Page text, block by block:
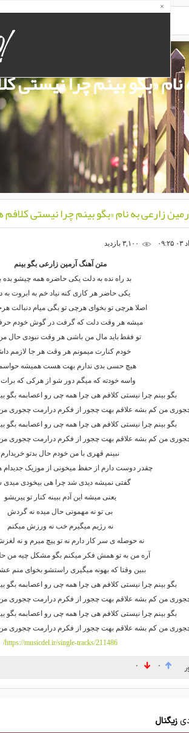
«بگو بینم چرا نیستی
زارعی به نام «بگو بینم چرا نیستی
متن آهنگ آرمین زارعی بگو بینم
ﺑﺪ راه ﻧﺪه ﺑﻪ دﻟﺖ ﻳﻜﻰ ﺣﺎﺿﺮه ﻫﻤﻪ ﭼﻴﺸﻮ
ﻳﻜﻰ ﺣﺎﺿﺮ ﻫﺮ ﻛﺎری ﻛﻨﻪ ﻧﻴﺎد ﺧﻢ ﺑﻪ اﺑﺮوت ﺑﻪ
اﺻﻠﺎ ﻫﺮﭼﻰ ﺗﻮ ﺑﺨﻮای ﻫﺮﭼﻰ ﺗﻮ ﺑﮕﻰ ﻣﻴﺎم دﻧﺒﺎﻟﺖ
ﻣﻴﺸﻪ ﻫﺮ وﻗﺖ دﻟﺖ ﻛﻪ ﮔﺮﻓﺖ در ﮔﻮش ﺧﻮدم
ﺗﻮ ﻓﻘﻄ ﺑﺎﻳﺪ ﻣﺎل ﻣﻦ ﺑﺎﺷﻰ ﻫﺮ وﻗﺖ ﻧﺒﻮدی ﺣﺎل
ﺧﻮدم ﻛﻨﺎرت ﻣﻴﻤﻮﻧﻢ ﻫﺮ وﻗﺖ ﻫﺮ ﺟﺎ ﻟﺎزﻣﻢ
ﻫﻴﭻ ﺣﺴﻰ ﺑﺪی ﻧﺪارم ﺑﻬﺖ ﻫﺴﺖ ﻫﻤﻴﺸﻪ
واﺳﻪ ﺧﻮدﺗﻪ ﻛﻪ ﻣﻴﮕﻢ دور ﺷﻮ از ﻫﺮﻛﻰ ﻛﻪ
ﺑﮕﻮ ﺑﻴﻨﻢ ﭼﺮا ﻧﻴﺴﺘﻰ ﻛﻠﺎﻓﻢ ﻫﻰ ﭼﺮا ﻫﻤﻪ ﭼﻰ رو اﻋﺼﺎﺑﻤﻪ ﺑﮕﻮ
ﻣﻦ ﻛﻢ ﺑﺸﻪ ﻋﻠﺎﻗﻢ ﺑﻬﺖ ﭼﺠﻮر از ﻓﻜﺮم درارﻣﺖ ﭼﺠﻮری
ﺑﮕﻮ ﺑﻴﻨﻢ ﭼﺮا ﻧﻴﺴﺘﻰ ﻛﻠﺎﻓﻢ ﻫﻰ ﭼﺮا ﻫﻤﻪ ﭼﻰ رو اﻋﺼﺎﺑﻤﻪ ﺑﮕﻮ
ﻣﻦ ﻛﻢ ﺑﺸﻪ ﻋﻠﺎﻗﻢ ﺑﻬﺖ ﭼﺠﻮر از ﻓﻜﺮم درارﻣﺖ ﭼﺠﻮری
ﻧﺒﻴﻨﻢ ﻗﻬﺮی ﺑﺎ ﻣﻦ ﺧﻮدم ﺣﺎل ﺑﺪﺗﻮ ﺧﺮﻳﺪارم
ﭼﻘﺪر دوﺳﺖ دارم از ﺣﻔﻆ ﻣﻴﺨﻮﻧﻰ از ﻣﻮزﻳﮏ ﺟﺪﻳﺪام
ﮔﻔﺘﻰ ﻧﻤﻴﺸﻪ دﻳﺪی ﺷﺪ ﭼﺮا ﻫﻰ ﺑﻴﺨﻮدی
ﻳﻌﻨﻰ ﻣﻴﺸﻪ اﻳﻦ آدم ﺑﺒﻴﻨﻪ ﻛﻨﺎر ﺗﻮ ﭘﻴﺮﻳﺸﻮ
ﺑﻰ ﺗﻮ ﻧﻪ ﻣﻬﻤﻮﻧﻰ ﺣﺎل ﻣﻴﺪه ﻧﻪ ﮔﺮدش
ﻧﻪ رژﻳﻢ ﻣﻴﮕﻴﺮم ﺧﺐ ﻧﻪ ورزش ﻣﻴﻜﻨﻢ
ﻧﻪ ﺣﻮﺻﻠﻪ ی ﺳﺮ ﻛﺎر دارم ﻧﻪ ﺗﻮ ﭘﻴﭻ ﻣﻴﺮم و ﻧﻪ
آره ﻣﻦ ﺑﻪ ﺗﻮ ﻫﻤﺶ ﻓﻜﺮ ﻣﻴﻜﻨﻢ ﺑﮕﻮ ﻣﺸﻜﻞ ﭼﻴﻪ ﻣﻦ
ﺑﺒﻴﻦ وﻗﺘﺎ ﻛﻪ ﺑﻬﻮﻧﻪ ﻣﻴﮕﻴﺮی راﺳﺘﺸﻮ ﺑﺨﻮای ﻣﻨﻢ
ﺑﮕﻮ ﺑﻴﻨﻢ ﭼﺮا ﻧﻴﺴﺘﻰ ﻛﻠﺎﻓﻢ ﻫﻰ ﭼﺮا ﻫﻤﻪ ﭼﻰ رو اﻋﺼﺎﺑﻤﻪ ﺑﮕﻮ
ﻣﻦ ﻛﻢ ﺑﺸﻪ ﻋﻠﺎﻗﻢ ﺑﻬﺖ ﭼﺠﻮر از ﻓﻜﺮم درارﻣﺖ ﭼﺠﻮری
ﺑﮕﻮ ﺑﻴﻨﻢ ﭼﺮا ﻧﻴﺴﺘﻰ ﻛﻠﺎﻓﻢ ﻫﻰ ﭼﺮا ﻫﻤﻪ ﭼﻰ رو اﻋﺼﺎﺑﻤﻪ ﺑﮕﻮ
ﻣﻦ ﻛﻢ ﺑﺸﻪ ﻋﻠﺎﻗﻢ ﺑﻬﺖ ﭼﺠﻮر از ﻓﻜﺮم درارﻣﺖ ﭼﺠﻮری
https://musicdel.ir/single-tracks/211486/
۰ ۰
×